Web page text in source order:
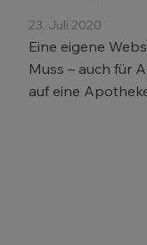
23. Juli 2020
Eine eigene
Muss – auch für
auf eine